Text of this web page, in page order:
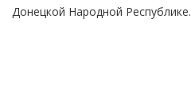
Донецкой Народной Республике.